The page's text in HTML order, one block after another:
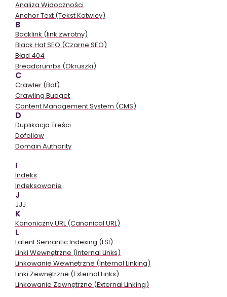
Analiza Widoczności
Anchor Text (Tekst Kotwicy)
B
Backlink (link zwrotny)
Black Hat SEO (Czarne SEO)
Błąd 404
Breadcrumbs (Okruszki)
C
Crawler (Bot)
Crawling Budget
Content Management System (CMS)
D
Duplikacja Treści
Dofollow
Domain Authority
I
Indeks
Indeksowanie
J
JJJ
K
Kanoniczny URL (Canonical URL)
L
Latent Semantic Indexing (LSI)
Linki Wewnętrzne (Internal Links)
Linkowanie Wewnętrzne (Internal Linking)
Linki Zewnętrzne (External Links)
Linkowanie Zewnętrzne (External Linking)